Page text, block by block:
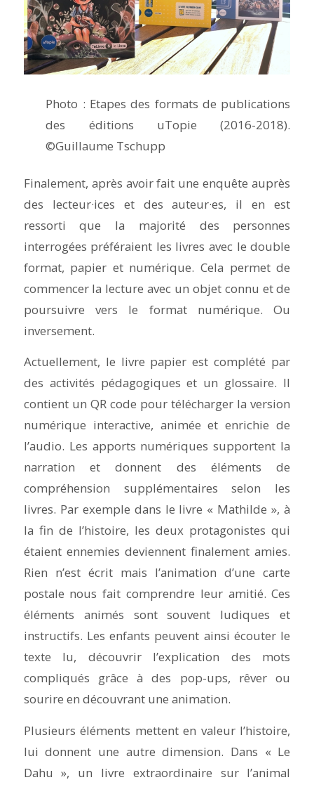
Photo : Etapes des formats de publications
des éditions uTopie (2016-2018).
©Guillaume Tschupp
Finalement, après avoir fait une enquête auprès
des lecteur·ices et des auteur·es, il en est
ressorti que la majorité des personnes
interrogées préféraient les livres avec le double
format, papier et numérique. Cela permet de
commencer la lecture avec un objet connu et de
poursuivre vers le format numérique. Ou
inversement.
Actuellement, le livre papier est complété par
des activités pédagogiques et un glossaire. Il
contient un QR code pour télécharger la version
numérique interactive, animée et enrichie de
l’audio. Les apports numériques supportent la
narration et donnent des éléments de
compréhension supplémentaires selon les
livres. Par exemple dans le livre « Mathilde », à
la fin de l’histoire, les deux protagonistes qui
étaient ennemies deviennent finalement amies.
Rien n’est écrit mais l’animation d’une carte
postale nous fait comprendre leur amitié. Ces
éléments animés sont souvent ludiques et
instructifs. Les enfants peuvent ainsi écouter le
texte lu, découvrir l’explication des mots
compliqués grâce à des pop-ups, rêver ou
sourire en découvrant une animation.
Plusieurs éléments mettent en valeur l’histoire,
lui donnent une autre dimension. Dans « Le
Dahu », un livre extraordinaire sur l’animal